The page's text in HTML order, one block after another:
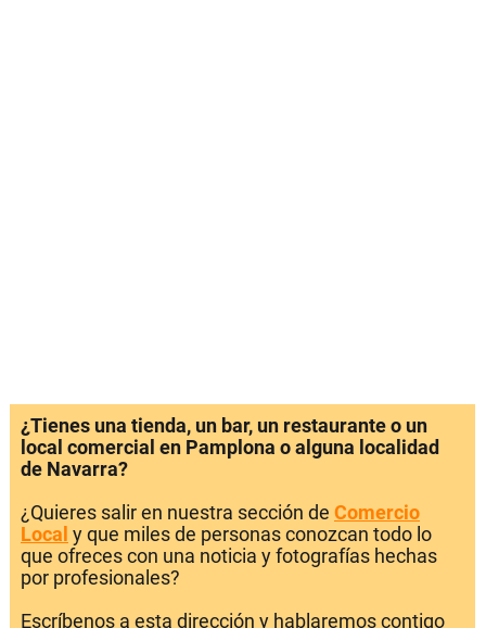
¿Tienes una tienda, un bar, un restaurante o un
local comercial en Pamplona o alguna localidad
de Navarra?
¿Quieres salir en nuestra sección de Comercio
Local y que miles de personas conozcan todo lo
que ofreces con una noticia y fotografías hechas
por profesionales?
Escríbenos a esta dirección y hablaremos contigo